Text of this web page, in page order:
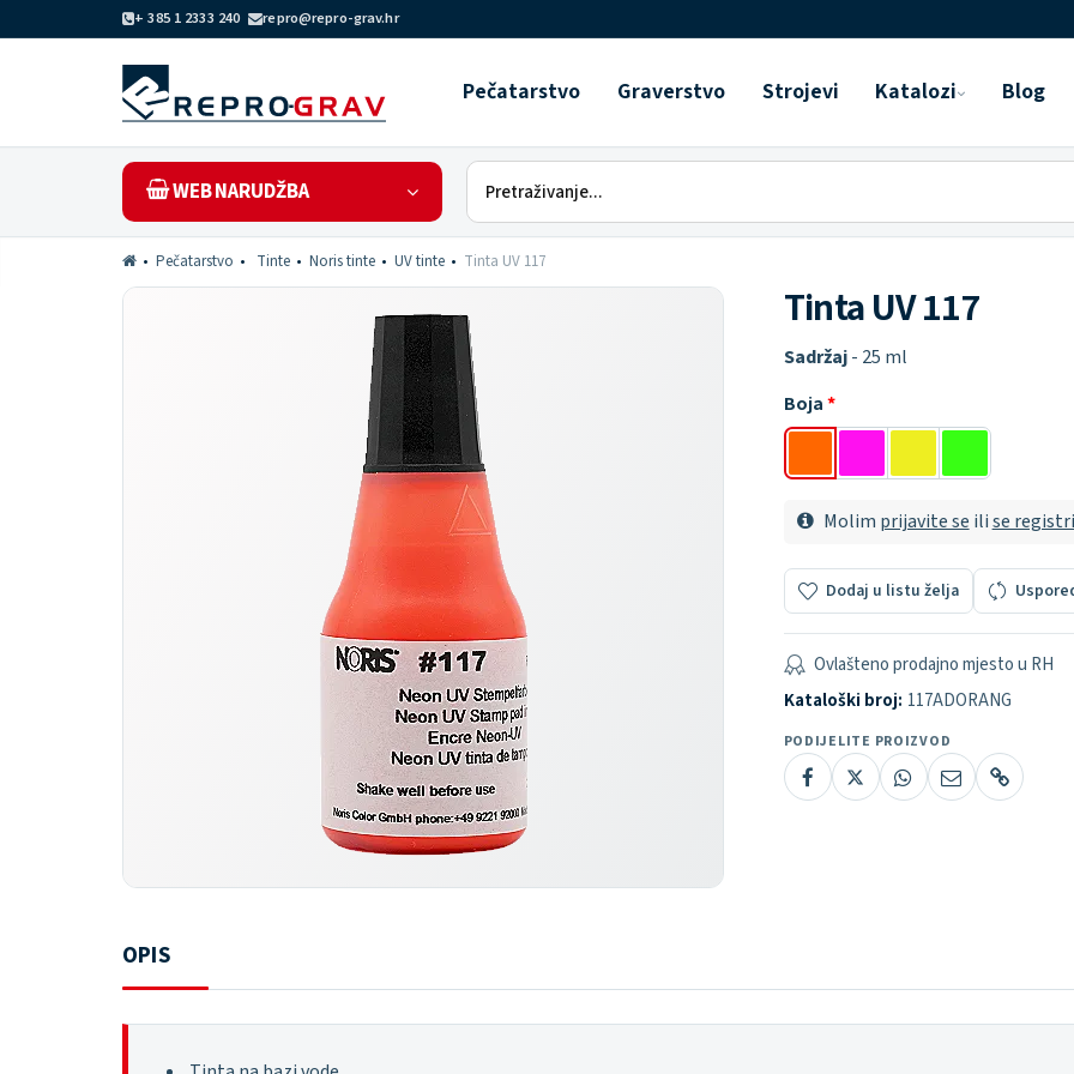
+ 385 1 2333 240 repro@repro-grav.hr
Pečatarstvo Graverstvo Strojevi Katalozi Blog
WEB NARUDŽBA
Pečatarstvo Tinte Noris tinte UV tinte Tinta UV 117
Tinta UV 117
Sadržaj- 25 ml
Boja
Molim prijavite se ilise
Dodaj u listu želja
Ovlašteno prodajno mjesto u RH
Kataloški broj: 117ADORANG
PODIJELITE PROIZVOD
OPIS